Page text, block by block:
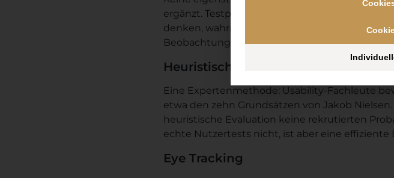
ergänzt. Testpersonen werden gebeten,
denken, wahrnehmen und erwarten. Das
Beobachtung nicht erfasst.
Heuristische Evaluation
Eine Expertenmethode: Usability-Fachleute
etwa den zehn Grundsätzen von Jakob
heuristische Evaluation keine rekrutierten
echte Nutzertests nicht, ist aber eine effiziente
Eye Tracking